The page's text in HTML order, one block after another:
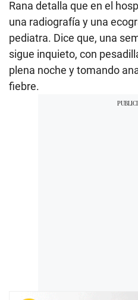
Rana detalla que en el
una radiografía y una
pediatra. Dice que, una
sigue inquieto, con
plena noche y tomando
fiebre.